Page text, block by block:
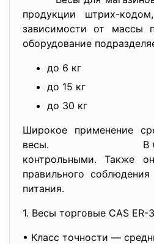
продукции штрих-
зависимости от массы
оборудование
до 6 кг
до 15 кг
до 30 кг
Широкое применение
весы. В
контрольными. Также
правильного
питания.
1. Весы торговые CAS ER-
• Класс точности —